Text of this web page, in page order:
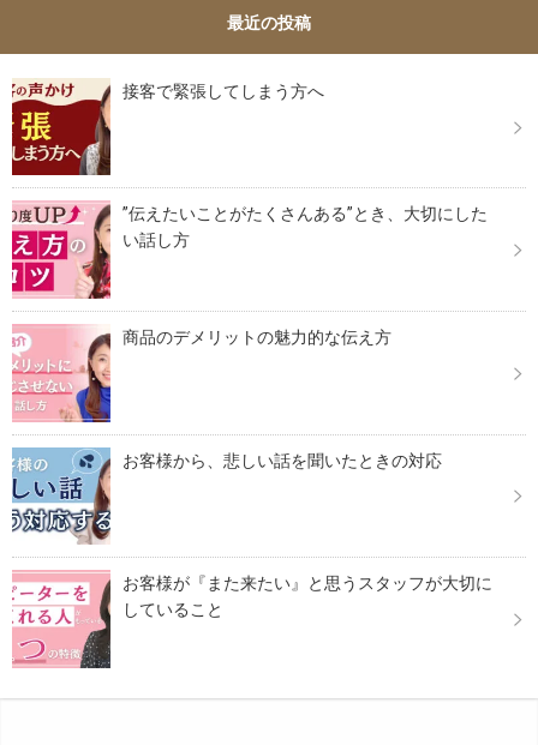
最近の投稿
接客で緊張してしまう方へ
”伝えたいことがたくさんある”とき、大切にした
い話し方
商品のデメリットの魅力的な伝え方
お客様から、悲しい話を聞いたときの対応
お客様が『また来たい』と思うスタッフが大切に
していること